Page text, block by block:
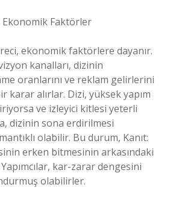
Ekonomik Faktörler
ekonomik faktörlere dayanır.
kanalları, dizinin
oranlarını ve reklam gelirlerini
karar alırlar. Dizi, yüksek yapım
ve izleyici kitlesi yeterli
dizinin sona erdirilmesi
olabilir. Bu durum, Kanıt:
erken bitmesinin arkasındaki
kar-zarar dengesini
olabilirler.